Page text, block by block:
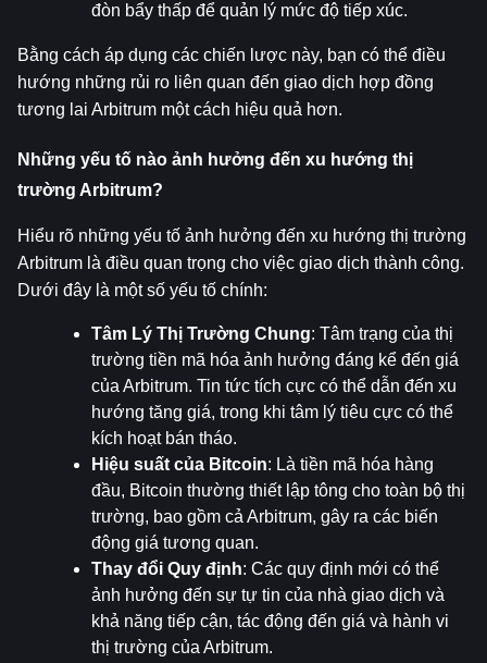
đòn bẩy thấp để quản lý mức độ tiếp xúc.
Bằng cách áp dụng các chiến lược này, bạn có thể điều
hướng những rủi ro liên quan đến giao dịch hợp đồng
tương lai Arbitrum một cách hiệu quả hơn.
Những yếu tố nào ảnh hưởng đến xu hướng thị
trường Arbitrum?
Hiểu rõ những yếu tố ảnh hưởng đến xu hướng thị trường
Arbitrum là điều quan trọng cho việc giao dịch thành công.
Dưới đây là một số yếu tố chính:
Tâm Lý Thị Trường Chung: Tâm trạng của thị
trường tiền mã hóa ảnh hưởng đáng kể đến giá
của Arbitrum. Tin tức tích cực có thể dẫn đến xu
hướng tăng giá, trong khi tâm lý tiêu cực có thể
kích hoạt bán tháo.
Hiệu suất của Bitcoin: Là tiền mã hóa hàng
đầu, Bitcoin thường thiết lập tông cho toàn bộ thị
trường, bao gồm cả Arbitrum, gây ra các biến
động giá tương quan.
Thay đổi Quy định: Các quy định mới có thể
ảnh hưởng đến sự tự tin của nhà giao dịch và
khả năng tiếp cận, tác động đến giá và hành vi
thị trường của Arbitrum.